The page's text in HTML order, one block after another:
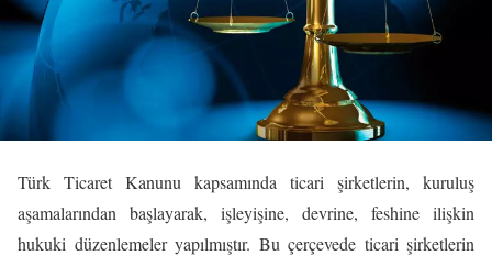
Türk Ticaret Kanunu kapsamında ticari şirketlerin, kuruluş
aşamalarından başlayarak, işleyişine, devrine, feshine ilişkin
hukuki düzenlemeler yapılmıştır. Bu çerçevede ticari şirketlerin